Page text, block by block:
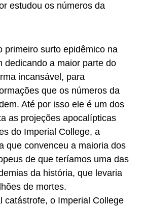
estudou os números da
primeiro surto epidêmico na
dedicando a maior parte do
incansável, para
que os números da
Até por isso ele é um dos
as projeções apocalípticas
do Imperial College, a
que convenceu a maioria dos
de que teríamos uma das
da história, que levaria
de mortes.
catástrofe, o Imperial College